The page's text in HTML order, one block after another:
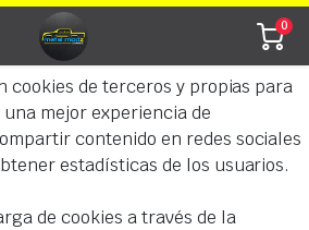
0
cookies de terceros y propias para
mejor experiencia de
contenido en redes sociales
estadísticas de los usuarios.
de cookies a través de la